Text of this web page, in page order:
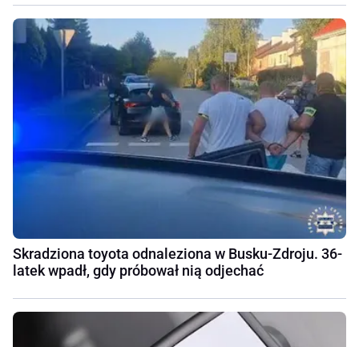
Skradziona toyota odnaleziona w Busku-Zdroju. 36-
latek wpadł, gdy próbował nią odjechać